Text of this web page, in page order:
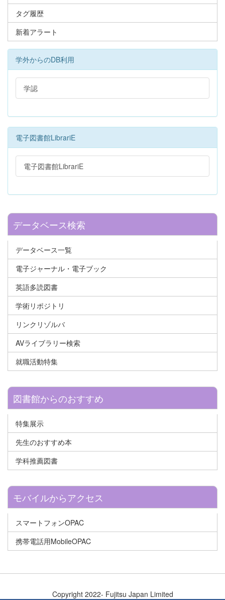
タグ履歴
新着アラート
学外からのDB利用
学認
電子図書館LibrariE
電子図書館LibrariE
データベース検索
データベース一覧
電子ジャーナル・電子ブック
英語多読図書
学術リポジトリ
リンクリゾルバ
AVライブラリー検索
就職活動特集
図書館からのおすすめ
特集展示
先生のおすすめ本
学科推薦図書
モバイルからアクセス
スマートフォンOPAC
携帯電話用MobileOPAC
Copyright 2022- Fujitsu Japan Limited